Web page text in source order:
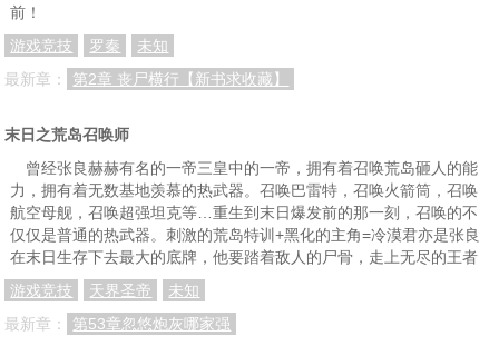
第四十五章 怒火喷涌…自撞枪口
第五十四章 风铃之声…大时代的序幕！ 第五十五章 阴魂阳魂…波澜壮阔 第五十六章 军队出动…光明祭祀
第五十八章 重返学校
前！
游戏竞技
罗秦
未知
最新章：
第2章 丧尸横行【新书求收藏】
末日之荒岛召唤师
曾经张良赫赫有名的一帝三皇中的一帝，拥有着召唤荒岛砸人的能
力，拥有着无数基地羡慕的热武器。召唤巴雷特，召唤火箭筒，召唤
航空母舰，召唤超强坦克等…重生到末日爆发前的那一刻，召唤的不
仅仅是普通的热武器。刺激的荒岛特训+黑化的主角=冷漠君亦是张良
在末日生存下去最大的底牌，他要踏着敌人的尸骨，走上无尽的王者
游戏竞技
天界圣帝
未知
最新章：
第53章忽悠炮灰哪家强